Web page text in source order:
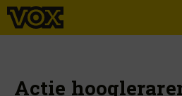
Actie